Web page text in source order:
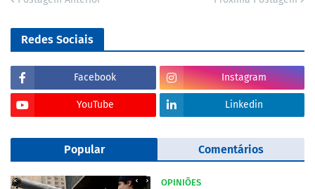
Redes Sociais
Facebook Instagram
YouTube Linkedin
Popular Comentários
OPINIÕES